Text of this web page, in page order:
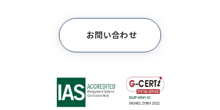
お問い合わせ